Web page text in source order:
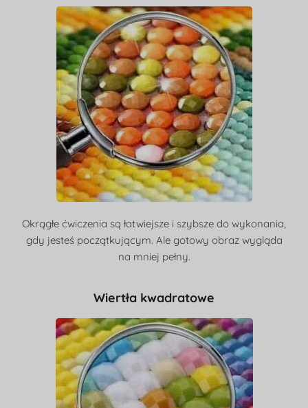
Okrągłe ćwiczenia są łatwiejsze i szybsze do wykonania,
gdy jesteś początkującym. Ale gotowy obraz wygląda
na mniej pełny.
Wiertła kwadratowe